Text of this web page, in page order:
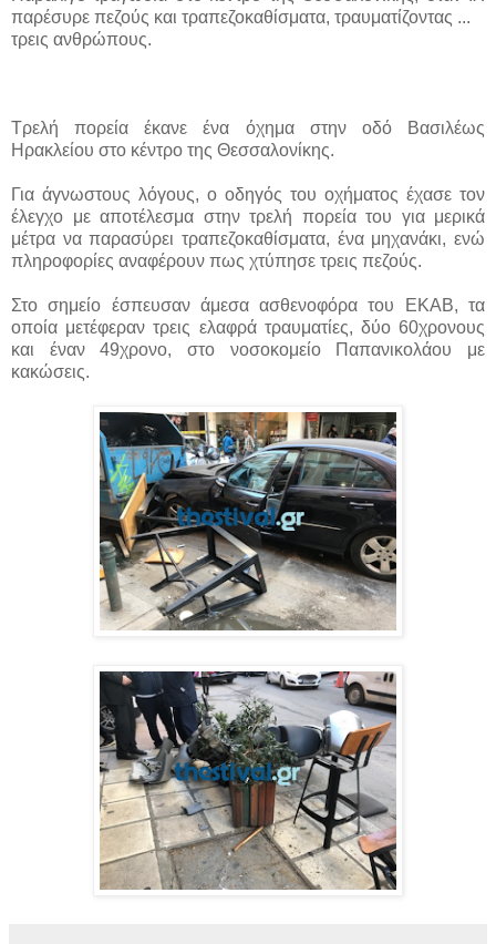
παρέσυρε πεζούς και τραπεζοκαθίσματα, τραυματίζοντας ...
τρεις ανθρώπους.
Τρελή πορεία έκανε ένα όχημα στην οδό Βασιλέως
Ηρακλείου στο κέντρο της Θεσσαλονίκης.
Για άγνωστους λόγους, ο οδηγός του οχήματος έχασε τον
έλεγχο με αποτέλεσμα στην τρελή πορεία του για μερικά
μέτρα να παρασύρει τραπεζοκαθίσματα, ένα μηχανάκι, ενώ
πληροφορίες αναφέρουν πως χτύπησε τρεις πεζούς.
Στο σημείο έσπευσαν άμεσα ασθενοφόρα του ΕΚΑΒ, τα
οποία μετέφεραν τρεις ελαφρά τραυματίες, δύο 60χρονους
και έναν 49χρονο, στο νοσοκομείο Παπανικολάου με
κακώσεις.